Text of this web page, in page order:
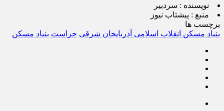
نویسنده : سردبیر
منبع : پیشتاب نیوز
برچسب ها
بنیاد مسکن انقلاب اسلامی آذربایجان شرقی حراست بنیاد مسکن